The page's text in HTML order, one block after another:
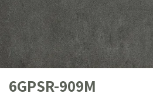
6GPSR-909M